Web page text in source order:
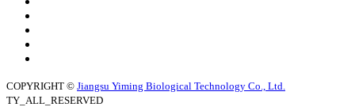
COPYRIGHT © Jiangsu Yiming Biological Technology Co., Ltd.
TY_ALL_RESERVED